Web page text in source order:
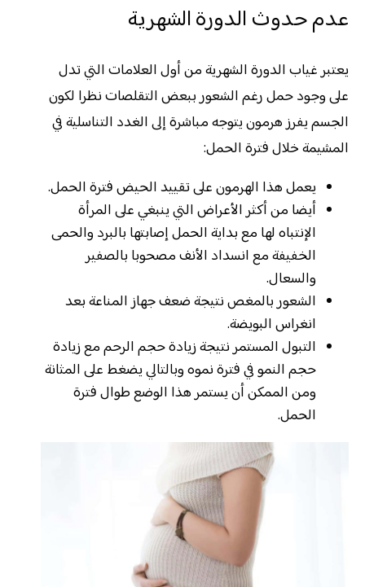
عدم حدوث الدورة الشهرية
يعتبر غياب الدورة الشهرية من أول العلامات التي تدل
على وجود حمل رغم الشعور ببعض التقلصات نظرا لكون
الجسم يفرز هرمون يتوجه مباشرة إلى الغدد التناسلية في
المشيمة خلال فترة الحمل:
يعمل هذا الهرمون على تقييد الحيض فترة الحمل.
أيضا من أكثر الأعراض التي ينبغي على المرأة
الإنتباه لها مع بداية الحمل إصابتها بالبرد والحمى
الخفيفة مع انسداد الأنف مصحوبا بالصفير
والسعال.
الشعور بالمغص نتيجة ضعف جهاز المناعة بعد
انغراس البويضة.
التبول المستمر نتيجة زيادة حجم الرحم مع زيادة
حجم النمو في فترة نموه وبالتالي يضغط على المثانة
ومن الممكن أن يستمر هذا الوضع طوال فترة
الحمل.